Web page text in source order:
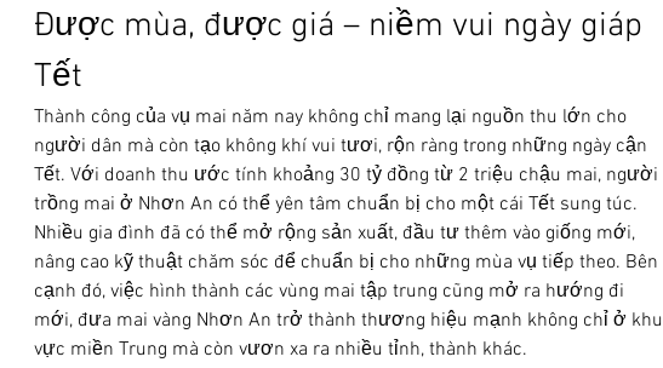
Được mùa, được giá – niềm vui ngày giáp
Tết
Thành công của vụ mai năm nay không chỉ mang lại nguồn thu lớn cho
người dân mà còn tạo không khí vui tươi, rộn ràng trong những ngày cận
Tết. Với doanh thu ước tính khoảng 30 tỷ đồng từ 2 triệu chậu mai, người
trồng mai ở Nhơn An có thể yên tâm chuẩn bị cho một cái Tết sung túc.
Nhiều gia đình đã có thể mở rộng sản xuất, đầu tư thêm vào giống mới,
nâng cao kỹ thuật chăm sóc để chuẩn bị cho những mùa vụ tiếp theo. Bên
cạnh đó, việc hình thành các vùng mai tập trung cũng mở ra hướng đi
mới, đưa mai vàng Nhơn An trở thành thương hiệu mạnh không chỉ ở khu
vực miền Trung mà còn vươn xa ra nhiều tỉnh, thành khác.